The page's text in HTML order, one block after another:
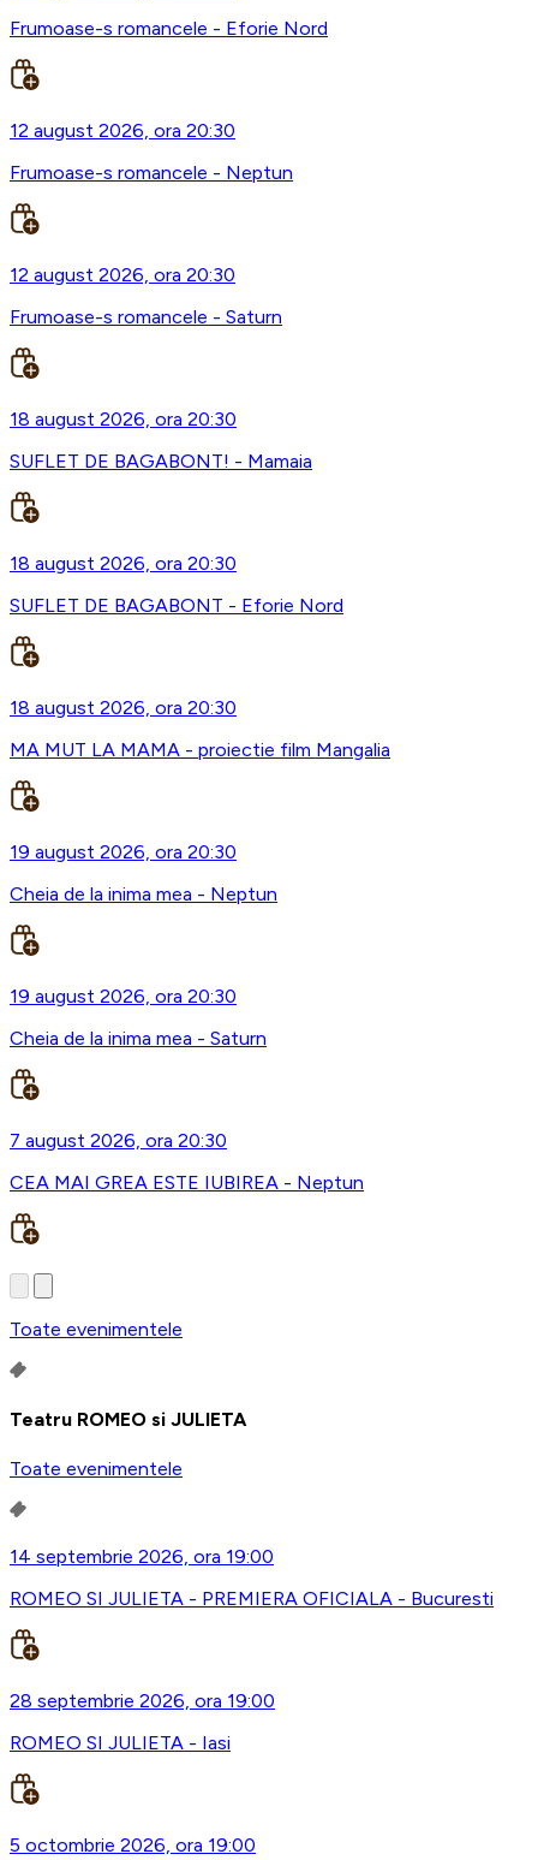
Frumoase-s romancele - Eforie Nord
12 august 2026, ora 20:30
Frumoase-s romancele - Neptun
12 august 2026, ora 20:30
Frumoase-s romancele - Saturn
18 august 2026, ora 20:30
SUFLET DE BAGABONT! - Mamaia
18 august 2026, ora 20:30
SUFLET DE BAGABONT - Eforie Nord
18 august 2026, ora 20:30
MA MUT LA MAMA - proiectie film Mangalia
19 august 2026, ora 20:30
Cheia de la inima mea - Neptun
19 august 2026, ora 20:30
Cheia de la inima mea - Saturn
7 august 2026, ora 20:30
CEA MAI GREA ESTE IUBIREA - Neptun
Toate evenimentele
Teatru ROMEO si JULIETA
Toate evenimentele
14 septembrie 2026, ora 19:00
ROMEO SI JULIETA - PREMIERA OFICIALA - Bucuresti
28 septembrie 2026, ora 19:00
ROMEO SI JULIETA - Iasi
5 octombrie 2026, ora 19:00